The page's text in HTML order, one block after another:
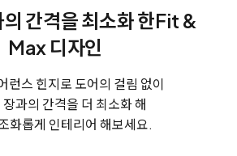
간격을 최소화 한Fit &
Max 디자인
런스 힌지로 도어의 걸림 없이
과의 간격을 더 최소화 해
화롭게 인테리어 해보세요.